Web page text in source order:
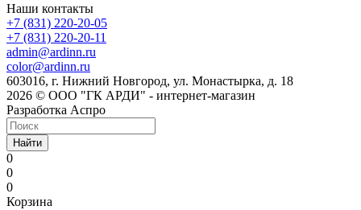
Наши контакты
+7 (831) 220-20-05
+7 (831) 220-20-11
admin@ardinn.ru
color@ardinn.ru
603016, г. Нижний Новгород, ул. Монастырка, д. 18
2026 © ООО "ГК АРДИ" - интернет-магазин
Разработка Аспро
Найти
0
0
0
Корзина